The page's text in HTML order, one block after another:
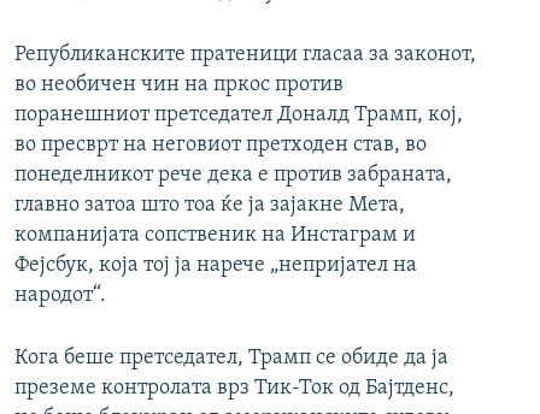
Републиканските пратеници гласаа за законот,
во необичен чин на пркос против
поранешниот претседател Доналд Трамп, кој,
во пресврт на неговиот претходен став, во
понеделникот рече дека е против забраната,
главно затоа што тоа ќе ја зајакне Мета,
компанијата сопственик на Инстаграм и
Фејсбук, која тој ја нарече „непријател на
народот“.
Кога беше претседател, Трамп се обиде да ја
преземе контролата врз Тик-Ток од Бајтденс,